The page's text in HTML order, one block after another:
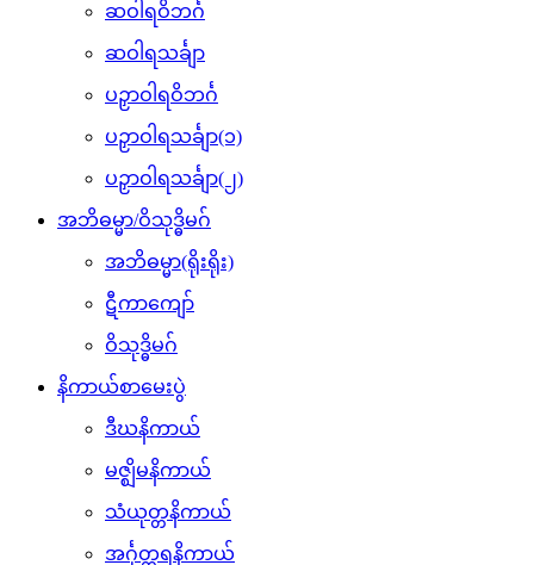
ဆဝါရဝိဘင်္ဂ
ဆဝါရသင်္ချာ
ပဉှာဝါရဝိဘင်္ဂ
ပဉှာဝါရသင်္ချာ(၁)
ပဉှာဝါရသင်္ချာ(၂)
အဘိဓမ္မာ/ဝိသုဒ္ဓိမဂ်
အဘိဓမ္မာ(ရိုးရိုး)
ဋီကာကျော်
ဝိသုဒ္ဓိမဂ်
နိကာယ်စာမေးပွဲ
ဒီဃနိကာယ်
မဇ္ဈိမနိကာယ်
သံယုတ္တနိကာယ်
အင်္ဂုတ္တရနိကာယ်